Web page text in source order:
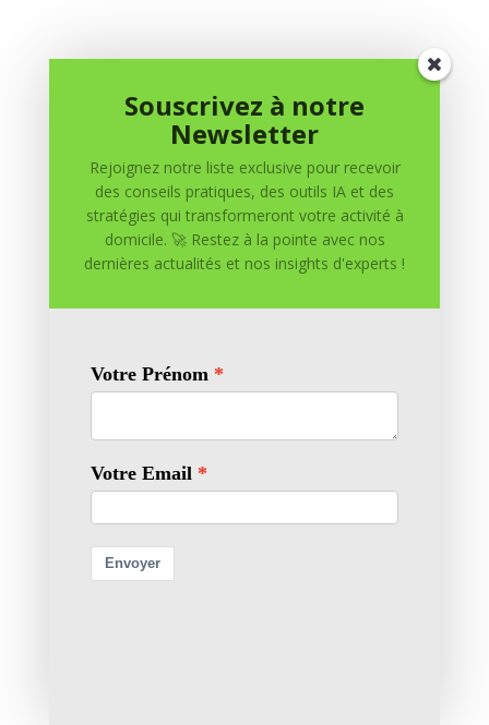
Outils, IA, et Création de Contenu
 IA et Automatisation
Souscrivez à notre
Newsletter
Rejoignez notre liste exclusive pour recevoir
des conseils pratiques, des outils IA et des
stratégies qui transformeront votre activité à
domicile. 🚀 Restez à la pointe avec nos
dernières actualités et nos insights d'experts !